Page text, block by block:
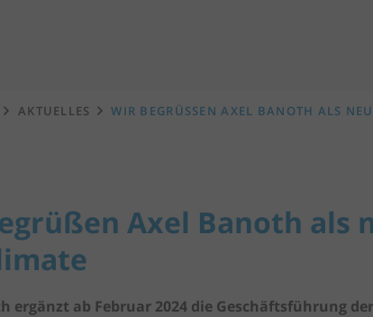
AKTUELLES WIR BEGRÜSSEN AXEL BANOTH ALS
Axel Banoth als
ergänzt ab Februar 2024 die Geschäftsführung